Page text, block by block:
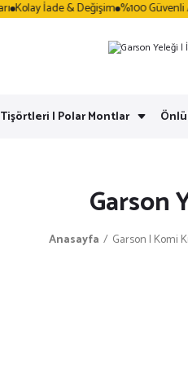
İade & Değişim %100 Güvenli Alışveriş
| Polar Montlar
Garson
Anasayfa Garson | Komi